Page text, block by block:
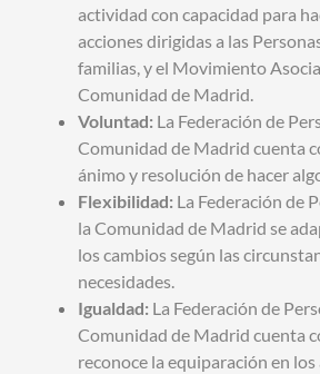
actividad con capacidad para
acciones dirigidas a las
familias, y el Movimiento
Comunidad de Madrid.
Voluntad: La Federación de
Comunidad de Madrid cuenta
ánimo y resolución de hacer
Flexibilidad: La Federación de
la Comunidad de Madrid se
los cambios según las
necesidades.
Igualdad: La Federación de
Comunidad de Madrid cuenta
reconoce la equiparación en